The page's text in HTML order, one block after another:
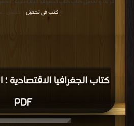
كتاب الجغرافيا الاقتصادية ؛
PDF
> كتب في تحميل | التحميل :